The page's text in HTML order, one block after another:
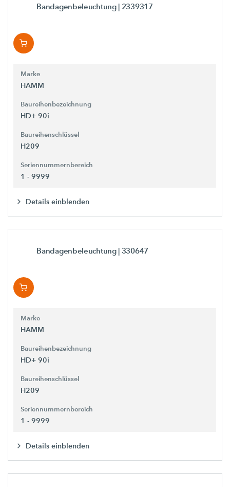
Bandagenbeleuchtung | 2339317
Marke
HAMM
Baureihenbezeichnung
HD+ 90i
Baureihenschlüssel
H209
Seriennummernbereich
1 - 9999
Details einblenden
Bandagenbeleuchtung | 330647
Marke
HAMM
Baureihenbezeichnung
HD+ 90i
Baureihenschlüssel
H209
Seriennummernbereich
1 - 9999
Details einblenden